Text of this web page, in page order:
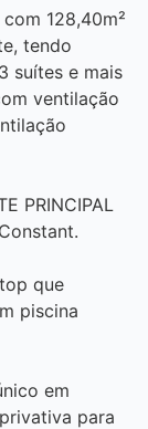
128,40m²
tendo
suítes e mais
ventilação
PRINCIPAL
que
piscina
em
para